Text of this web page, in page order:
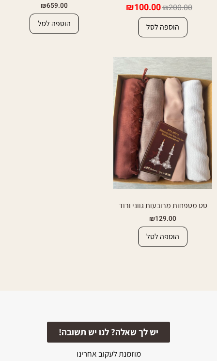
₪200.00
₪100.00
הוספה לסל
₪659.00
הוספה לסל
סט מטפחות מרובעות גווני ורוד
₪129.00
הוספה לסל
יש לך שאלה? לנו יש תשובה!
מוזמנת לעקוב אחרינו